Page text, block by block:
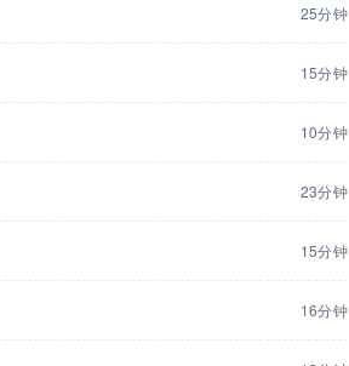
25分钟
15分钟
10分钟
23分钟
15分钟
16分钟